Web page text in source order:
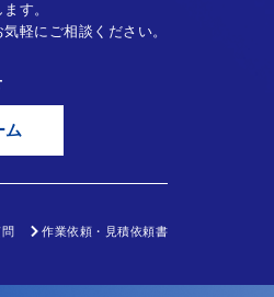
す。
軽にご相談ください。
ム
作業依頼・見積依頼書